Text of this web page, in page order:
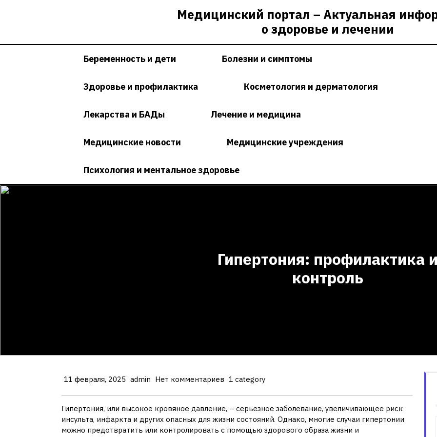
Медицинский портал – Актуальная
о здоровье и лечении
Беременность и дети Болезни и симптомы
Здоровье и профилактика Косметология и дерматология
Лекарства и БАДы Лечение и медицина
Медицинские новости Медицинские учреждения
Психология и ментальное здоровье
Гипертония: профилактика и
контроль
11 февраля, 2025 admin Нет комментариев 1 category
Гипертония, или высокое кровяное давление, – серьезное заболевание, увеличивающее риск
инсульта, инфаркта и других опасных для жизни состояний. Однако, многие случаи гипертонии
можно предотвратить или контролировать с помощью здорового образа жизни и